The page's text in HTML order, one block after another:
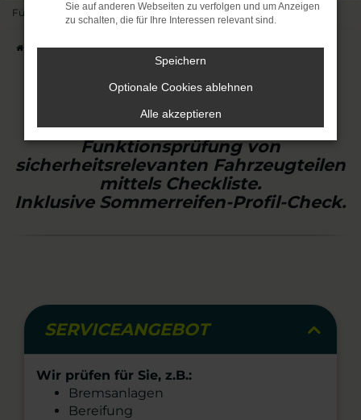
Für einen entspannten Sommer
Startseite Fahrzeuge Top Angebote Sommercheck
Sommercheck
Funktionsprüfung von
sicherheitsrelevanten Fahrzeugteilen
mittels Checkliste.
Inklusive Sommerreifen-Profil-Check.
SERVICEANGEBOT
Wir prüfen für Sie, z.B.:
Bremsanlagen
Bereifung
Sie auf anderen Webseiten zu verfolgen und um Anzeigen
zu schalten, die für Ihre Interessen relevant sind.
Speichern
Optionale Cookies ablehnen
Alle akzeptieren